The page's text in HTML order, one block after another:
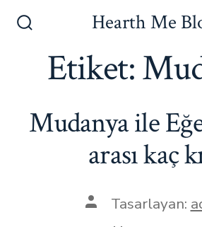
atla
Çubuğunu
Göster/Gizle
Hearth Me
Etiket:
Mudanya ile
arası kaç
YazınınTasarlayan: